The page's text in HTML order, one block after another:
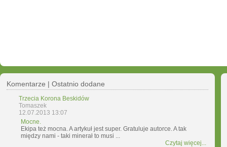
Komentarze | Ostatnio dodane
Trzecia Korona Beskidów
Tomaszek
12.07.2013 13:07
Mocne.
Ekipa też mocna. A artykuł jest super. Gratuluje autorce. A tak
między nami - taki minerał to musi ...
Czytaj więcej...